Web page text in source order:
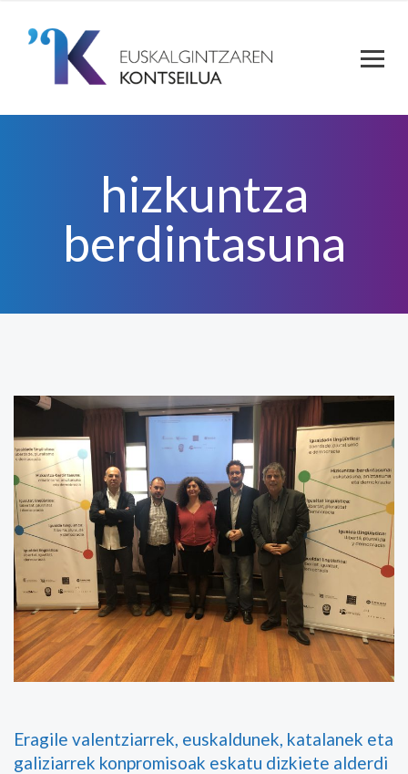
hizkuntza
berdintasuna
Eragile valentziarrek, euskaldunek, katalanek eta
galiziarrek konpromisoak eskatu dizkiete alderdi